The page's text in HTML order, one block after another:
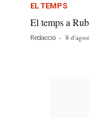
EL TEMPS
El temps a
Redacció - 8